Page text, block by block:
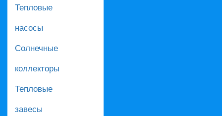
Тепловые
насосы
Солнечные
коллекторы
Тепловые
завесы